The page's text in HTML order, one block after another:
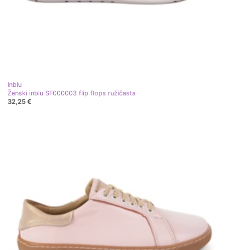
Inblu
Ženski inblu SF000003 flip flops ružičasta
32,25 €